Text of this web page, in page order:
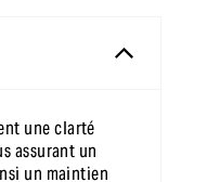
une clarté
assurant un
un maintien